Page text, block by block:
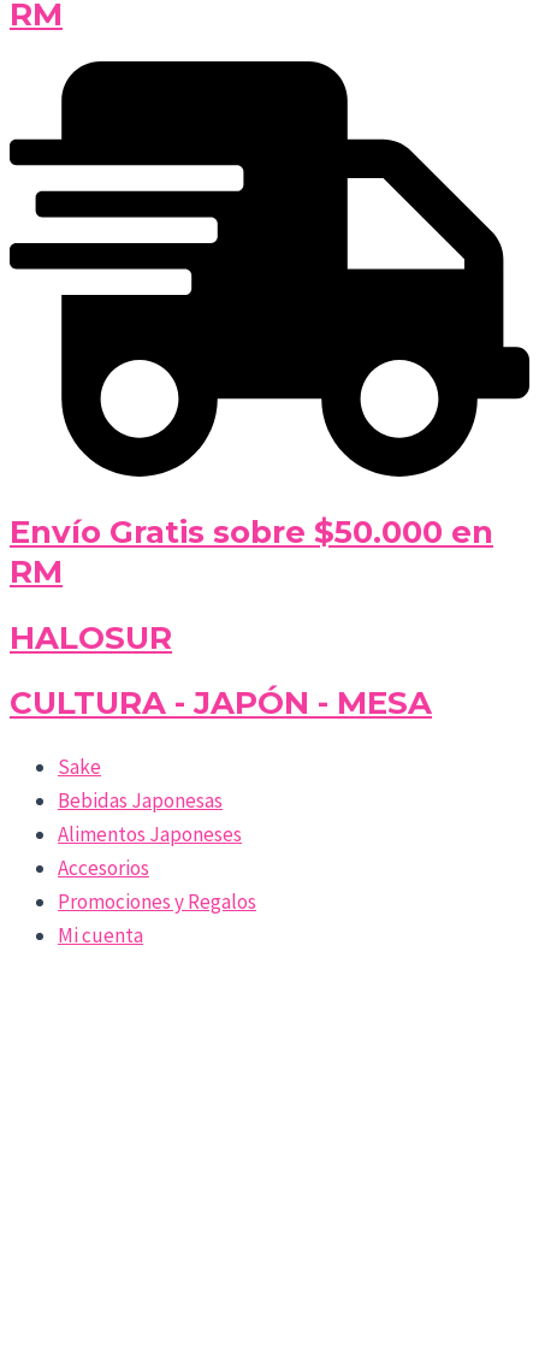
RM
Envío Gratis sobre $50.000 en
RM
HALOSUR
CULTURA - JAPÓN - MESA
Sake
Bebidas Japonesas
Alimentos Japoneses
Accesorios
Promociones y Regalos
Mi cuenta